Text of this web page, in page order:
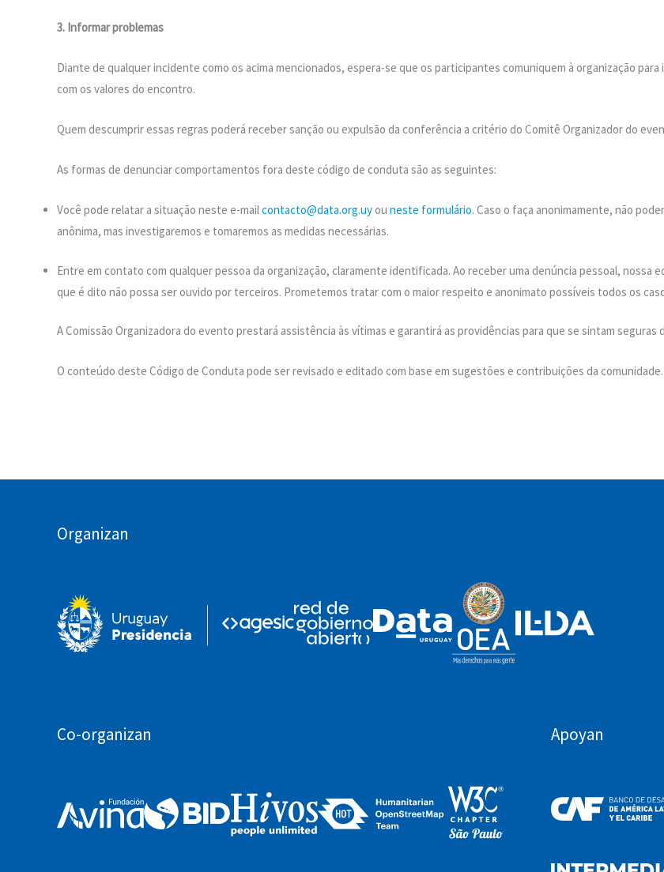
3. Informar problemas
Diante de qualquer incidente como os acima mencionados, espera-se que os participantes comuniquem à organização
com os valores do encontro.
Quem descumprir essas regras poderá receber sanção ou expulsão da conferência a critério do Comitê Organizador do
As formas de denunciar comportamentos fora deste código de conduta são as seguintes:
Você pode relatar a situação neste e-mailcontacto@data.org.uyou neste formulário. Caso o faça anonimamente, não
anônima, mas investigaremos e tomaremos as medidas necessárias.
Entre em contato com qualquer pessoa da organização, claramente identificada. Ao receber uma denúncia pessoal, nossa
que é dito não possa ser ouvido por terceiros. Prometemos tratar com o maior respeito e anonimato possíveis todos os
A Comissão Organizadora do evento prestará assistência às vítimas e garantirá as providências para que se sintam
O conteúdo deste Código de Conduta pode ser revisado e editado com base em sugestões e contribuições da comunidade.
Organizan
Co-organizan Apoyan